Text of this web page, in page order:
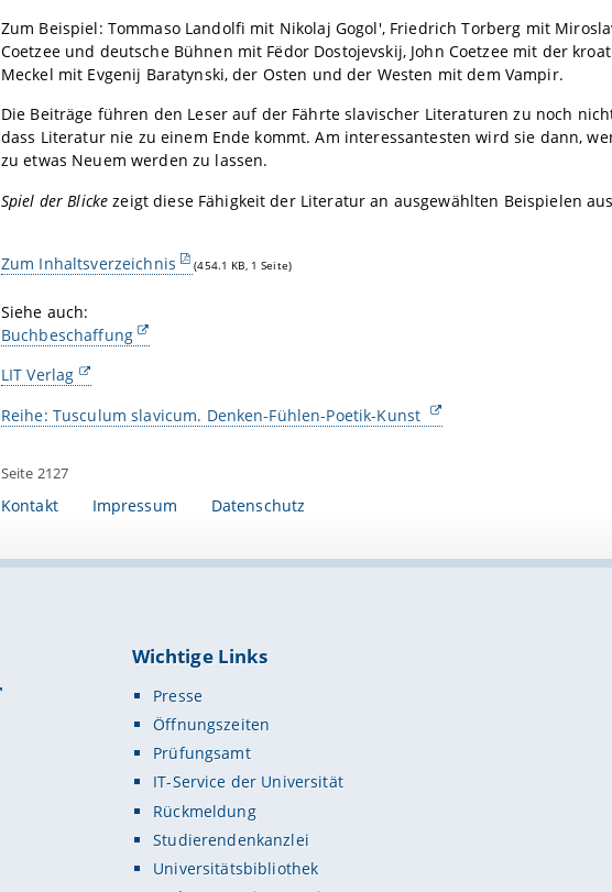
Zum Beispiel: Tommaso Landolfi mit Nikolaj Gogol', Friedrich Torberg mit
Coetzee und deutsche Bühnen mit Fëdor Dostojevskij, John Coetzee mit der
Meckel mit Evgenij Baratynski, der Osten und der Westen mit dem Vampir.
Die Beiträge führen den Leser auf der Fährte slavischer Literaturen zu noch
dass Literatur nie zu einem Ende kommt. Am interessantesten wird sie dann,
zu etwas Neuem werden zu lassen.
Spiel der Blicke zeigt diese Fähigkeit der Literatur an ausgewählten Beispielen
Zum Inhaltsverzeichnis (454.1 KB, 1 Seite)
Siehe auch:
Buchbeschaffung
LIT Verlag
Reihe: Tusculum slavicum. Denken-Fühlen-Poetik-Kunst
Seite 2127
Kontakt Impressum Datenschutz
Wichtige Links
Presse
Öffnungszeiten
Prüfungsamt
IT-Service der Universität
Rückmeldung
Studierendenkanzlei
Universitätsbibliothek